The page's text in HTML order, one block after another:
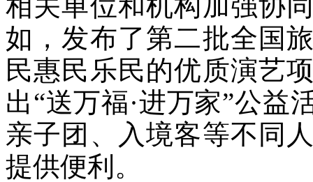
如，发布了第二批全国
民惠民乐民的优质演艺
出“送万福·进万家”公益
亲子团、入境客等不同
提供便利。